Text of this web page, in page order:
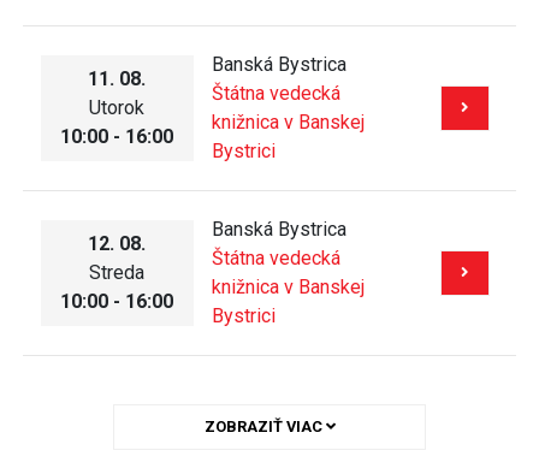
11. 08.
Utorok
10:00 - 16:00
Banská Bystrica
Štátna vedecká
knižnica v Banskej
Bystrici
12. 08.
Streda
10:00 - 16:00
Banská Bystrica
Štátna vedecká
knižnica v Banskej
Bystrici
ZOBRAZIŤ VIAC